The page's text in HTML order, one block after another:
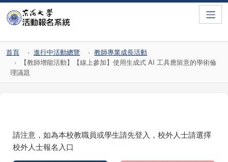
首頁 進行中活動總覽
教師專業成長活動
【教師增能活動】【線上參加】使用生成式 AI 工具應留意的學術倫
理議題
請注意，如為本校教職員或學生請先登入，校外人士請選擇
校外人士報名入口